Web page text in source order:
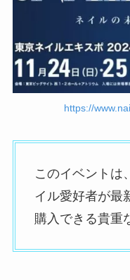
https://
このイベントは
イル愛好者が最
購入できる貴重